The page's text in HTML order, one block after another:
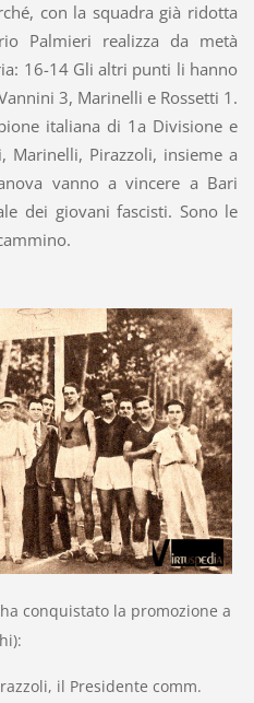
con la squadra già ridotta
Palmieri realizza da metà
16-14 Gli altri punti li hanno
3, Marinelli e Rossetti 1.
italiana di 1a Divisione e
Marinelli, Pirazzoli, insieme a
vanno a vincere a Bari
dei giovani fascisti. Sono le
conquistato la promozione a
il Presidente comm.